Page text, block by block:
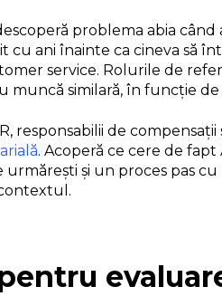
problema abia
cu ani înainte ca cineva
service. Rolurile de
similară, în funcție de
responsabilii de
. Acoperă ce cere de
urmărești și un proces pas